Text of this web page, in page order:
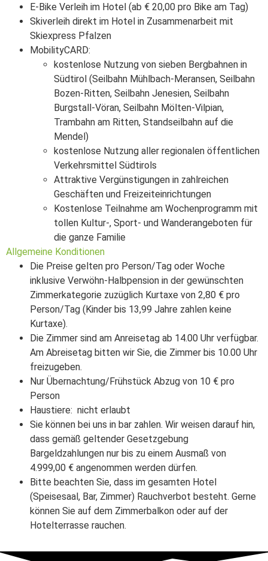
E-Bike Verleih im Hotel (ab € 20,00 pro Bike am Tag)
Skiverleih direkt im Hotel in Zusammenarbeit mit
Skiexpress Pfalzen
MobilityCARD:
kostenlose Nutzung von sieben Bergbahnen in
Südtirol (Seilbahn Mühlbach-Meransen, Seilbahn
Bozen-Ritten, Seilbahn Jenesien, Seilbahn
Burgstall-Vöran, Seilbahn Mölten-Vilpian,
Trambahn am Ritten, Standseilbahn auf die
Mendel)
kostenlose Nutzung aller regionalen öffentlichen
Verkehrsmittel Südtirols
Attraktive Vergünstigungen in zahlreichen
Geschäften und Freizeiteinrichtungen
Kostenlose Teilnahme am Wochenprogramm mit
tollen Kultur-, Sport- und Wanderangeboten für
die ganze Familie
Allgemeine Konditionen
Die Preise gelten pro Person/Tag oder Woche
inklusive Verwöhn-Halbpension in der gewünschten
Zimmerkategorie zuzüglich Kurtaxe von 2,80 € pro
Person/Tag (Kinder bis 13,99 Jahre zahlen keine
Kurtaxe).
Die Zimmer sind am Anreisetag ab 14.00 Uhr verfügbar.
Am Abreisetag bitten wir Sie, die Zimmer bis 10.00 Uhr
freizugeben.
Nur Übernachtung/Frühstück Abzug von 10 € pro
Person
Haustiere: nicht erlaubt
Sie können bei uns in bar zahlen. Wir weisen darauf hin,
dass gemäß geltender Gesetzgebung
Bargeldzahlungen nur bis zu einem Ausmaß von
4.999,00 € angenommen werden dürfen.
Bitte beachten Sie, dass im gesamten Hotel
(Speisesaal, Bar, Zimmer) Rauchverbot besteht. Gerne
können Sie auf dem Zimmerbalkon oder auf der
Hotelterrasse rauchen.